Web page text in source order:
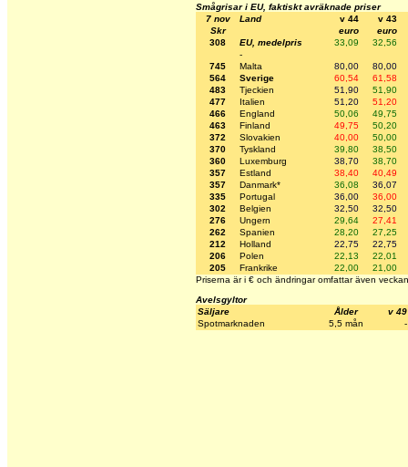
Smågrisar i EU, faktiskt avräknade priser
7 nov
Land v 44
v 43
Skr
euro
euro
308
EU, medelpris 33,09
32,56
-
745
Malta 80,00
80,00
564
Sverige 60,54
61,58
483
Tjeckien 51,90
51,90
477
Italien 51,20
51,20
466
England 50,06
49,75
463
Finland 49,75
50,20
372
Slovakien 40,00
50,00
370
Tyskland 39,80
38,50
360
Luxemburg 38,70
38,70
357
Estland 38,40
40,49
357
Danmark* 36,08
36,07
335
Portugal 36,00
36,00
302
Belgien 32,50
32,50
276
Ungern 29,64
27,41
262
Spanien 28,20
27,25
212
Holland 22,75
22,75
206
Polen 22,13
22,01
205
Frankrike 22,00
21,00
Priserna är i € och ändringar omfattar även
Avelsgyltor
Säljare
Ålder
v 49
Spotmarknaden
5,5 mån -